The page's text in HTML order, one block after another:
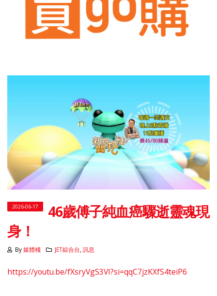
2026-06-17
46歲傅子純血癌驟逝靈魂現
身！
By媒體棧 JET綜合台, 訊息
https://youtu.be/fXsryVgS3VI?si=qqC7jzKXfS4teiP6